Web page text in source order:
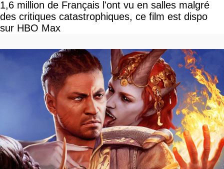
1,6 million de Français l'ont vu en salles malgré
des critiques catastrophiques, ce film est dispo
sur HBO Max